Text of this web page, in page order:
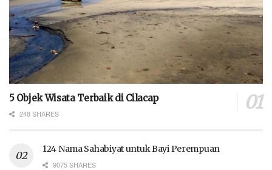
5 Objek Wisata Terbaik di Cilacap
248 SHARES
124 Nama Sahabiyat untuk Bayi Perempuan
9075 SHARES